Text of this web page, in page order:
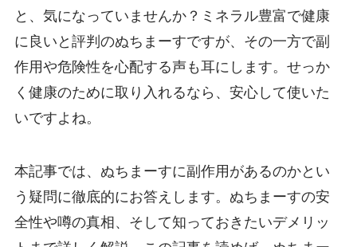
と、気になっていませんか？ミネラル豊富で健康
に良いと評判のぬちまーすですが、その一方で副
作用や危険性を心配する声も耳にします。せっか
く健康のために取り入れるなら、安心して使いた
いですよね。
本記事では、ぬちまーすに副作用があるのかとい
う疑問に徹底的にお答えします。ぬちまーすの安
全性や噂の真相、そして知っておきたいデメリッ